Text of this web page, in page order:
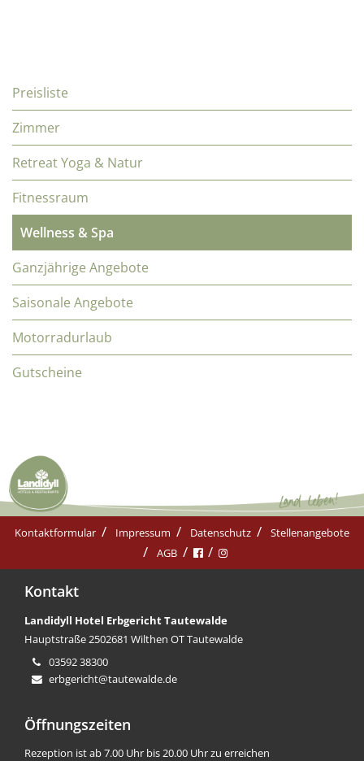
Preisliste
Zimmer
Retreat Yoga & Natur
Fitnessraum
Wellness & Spa
Ganzjährige Angebote
Saisonale Angebote
Motorradurlaub
Gutscheine
Kontaktformular Impressum Datenschutz
Stellenangebote
AGB
Kontakt
Landidyll Hotel Erbgericht Tautewalde
Hauptstraße 2502681 Wilthen OT Tautewalde
03592 38300
erbgericht@tautewalde.de
Öffnungszeiten
Rezeption ist ab 7.00 Uhr bis 20.00 Uhr zu erreichen